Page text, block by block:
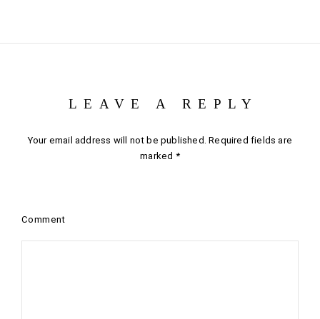
LEAVE A REPLY
Your email address will not be published. Required fields are
marked *
Comment